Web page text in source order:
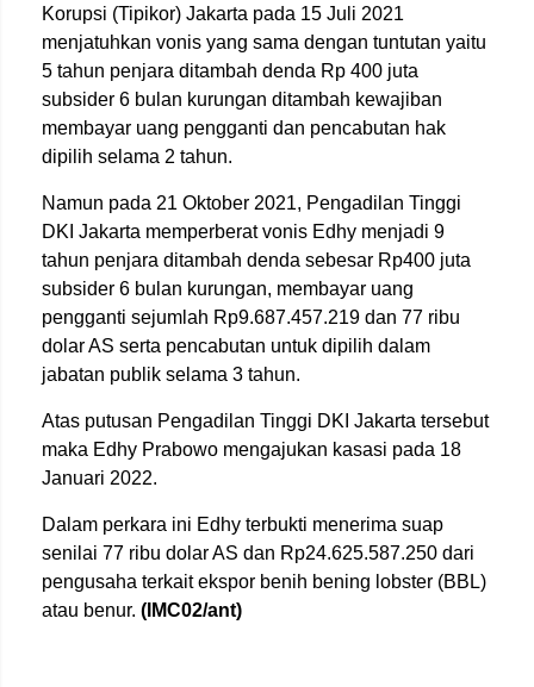
Korupsi (Tipikor) Jakarta pada 15 Juli 2021
menjatuhkan vonis yang sama dengan tuntutan yaitu
5 tahun penjara ditambah denda Rp 400 juta
subsider 6 bulan kurungan ditambah kewajiban
membayar uang pengganti dan pencabutan hak
dipilih selama 2 tahun.
Namun pada 21 Oktober 2021, Pengadilan Tinggi
DKI Jakarta memperberat vonis Edhy menjadi 9
tahun penjara ditambah denda sebesar Rp400 juta
subsider 6 bulan kurungan, membayar uang
pengganti sejumlah Rp9.687.457.219 dan 77 ribu
dolar AS serta pencabutan untuk dipilih dalam
jabatan publik selama 3 tahun.
Atas putusan Pengadilan Tinggi DKI Jakarta tersebut
maka Edhy Prabowo mengajukan kasasi pada 18
Januari 2022.
Dalam perkara ini Edhy terbukti menerima suap
senilai 77 ribu dolar AS dan Rp24.625.587.250 dari
pengusaha terkait ekspor benih bening lobster (BBL)
atau benur. (IMC02/ant)